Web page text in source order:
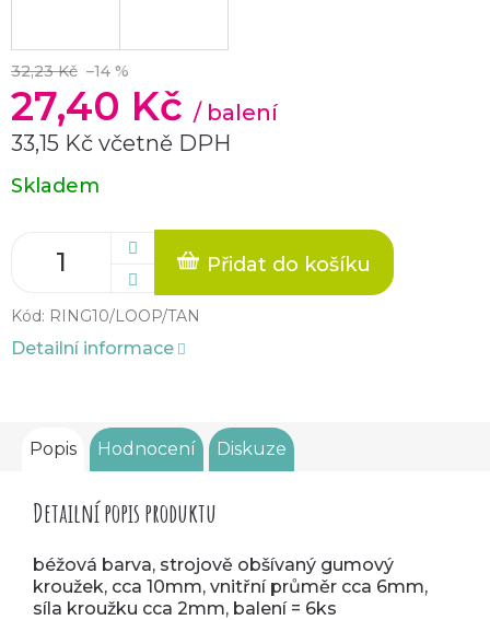
32,23 Kč –14 %
27,40 Kč / balení
33,15 Kč včetně DPH
Měrná
cena:
Skladem
Přidat do košíku
Kód: RING10/LOOP/TAN
Detailní informace
Popis Hodnocení Diskuze
Detailní popis produktu
béžová barva, strojově obšívaný gumový
kroužek, cca 10mm, vnitřní průměr cca 6mm,
síla kroužku cca 2mm, balení = 6ks